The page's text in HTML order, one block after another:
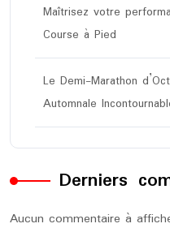
Maîtrisez votre
Course à Pied
Le Demi-Marathon
Automnale
Derniers
Aucun commentaire à